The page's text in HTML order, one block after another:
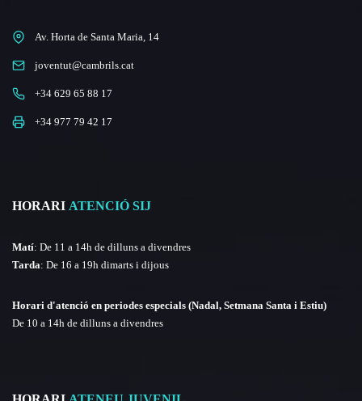
Av. Horta de Santa Maria, 14
joventut@cambrils.cat
+34 629 65 88 17
+34 977 79 42 17
HORARI ATENCIÓ SIJ
Matí: De 11 a 14h de dilluns a divendres
Tarda: De 16 a 19h dimarts i dijous
Horari d'atenció en periodes especials (Nadal, Setmana Santa i Estiu)
De 10 a 14h de dilluns a divendres